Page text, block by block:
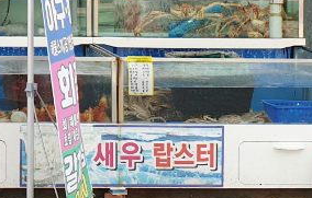
식품
010-2638-2358
구월로276번길 29